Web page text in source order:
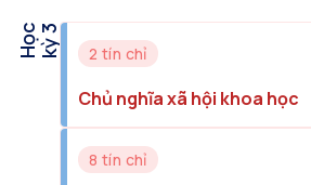
H
ọ
c
k
ỳ3 2 tín chỉ
Chủ nghĩa xã hội khoa học
8 tín chỉ